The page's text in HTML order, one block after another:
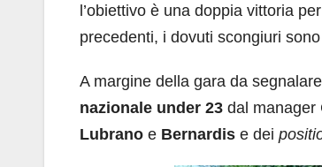
l’obiettivo è una doppia vittoria
precedenti, i dovuti scongiuri sono
A margine della gara da
nazionale under 23 dal manager
Lubrano e Bernardis e dei